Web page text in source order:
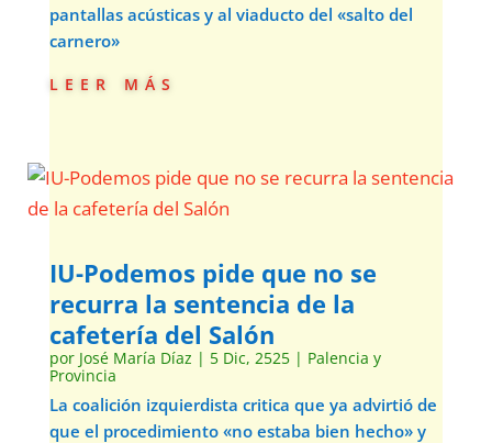
pantallas acústicas y al viaducto del «salto del
carnero»
leer más
IU-Podemos pide que no se
recurra la sentencia de la
cafetería del Salón
por José María Díaz | 5 Dic, 2525| Palencia y
Provincia
La coalición izquierdista critica que ya advirtió de
que el procedimiento «no estaba bien hecho» y